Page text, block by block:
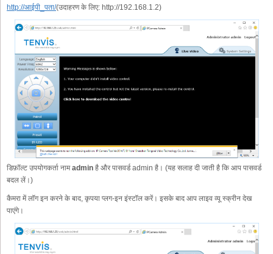
http://आईपी_पता/(उदाहरण के लिए: http://192.168.1.2)
डिफ़ॉल्ट उपयोगकर्ता नामadmin है और पासवर्ड admin है। (यह सलाह दी जाती है कि आप पासवर्ड
बदल लें।)
कैमरा में लॉग इन करने के बाद, कृपया प्लग-इन इंस्टॉल करें। इसके बाद आप लाइव व्यू स्क्रीन देख
पाएंगे।